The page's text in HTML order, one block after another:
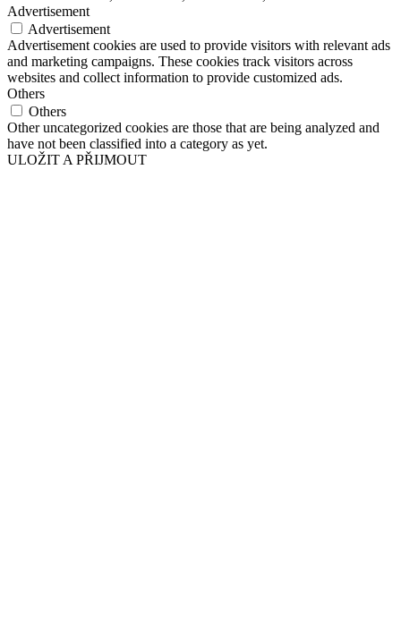
Advertisement
Advertisement
Advertisement cookies are used to provide visitors with relevant ads
and marketing campaigns. These cookies track visitors across
websites and collect information to provide customized ads.
Others
Others
Other uncategorized cookies are those that are being analyzed and
have not been classified into a category as yet.
ULOŽIT A PŘIJMOUT